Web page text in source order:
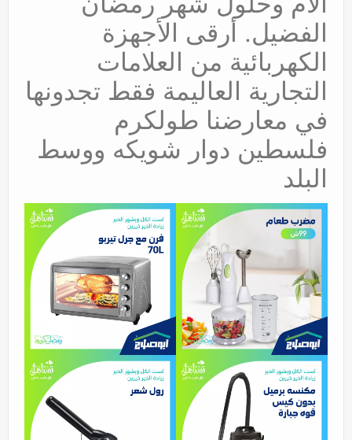
الفضيل. أرقى الأجهزة
الكهربائية من العلامات
التجارية العاليمة فقط تجدونها
في معارضنا طولكرم
فلسطين دوار شويكه ووسط
البلد